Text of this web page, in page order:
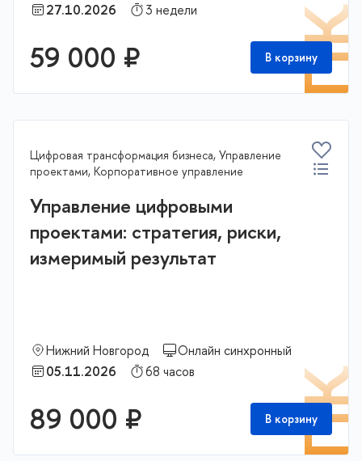
27.10.2026
3 недели
59 000 ₽ В корзину
Цифровая трансформация бизнеса, Управление
проектами, Корпоративное управление
Управление цифровыми
проектами: стратегия, риски,
измеримый результат
Нижний Новгород
Онлайн синхронный
05.11.2026
68 часов
89 000 ₽ В корзину